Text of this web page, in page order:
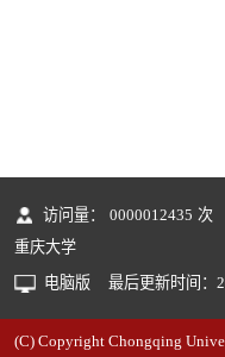
访问量： 0000012435 次
重庆大学
电脑版
最后更新时间：
(C) Copyright Chongqing